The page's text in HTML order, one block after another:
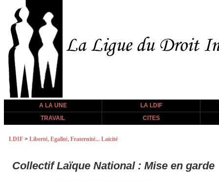
A LA UNE
LA LDIF
TRAVAIL
CITES
LDIF > Liberté, Egalité, Fraternité... Laïcité
Collectif Laïque National : Mise en garde